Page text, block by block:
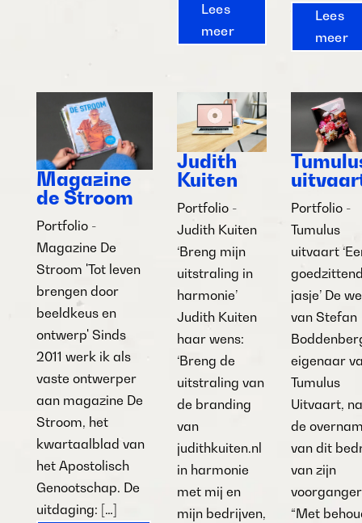
Lees
meer
Lees
meer
Magazine
de Stroom
Portfolio -
Magazine De
Stroom 'Tot leven
brengen door
beeldkeus en
ontwerp' Sinds
2011 werk ik als
vaste ontwerper
aan magazine De
Stroom, het
kwartaalblad van
het Apostolisch
Genootschap. De
uitdaging: […]
Judith
Kuiten
Portfolio -
Judith Kuiten
‘Breng mijn
uitstraling in
harmonie’
Judith Kuiten
haar wens:
‘Breng de
uitstraling van
de branding
van
judithkuiten.nl
in harmonie
met mij en
mijn bedrijven,
Portfolio -
Tumulus
uitvaart
jasje’ De
van Stefan
eigenaar
Tumulus
Uitvaart, na
de
van dit
van zijn
“Met